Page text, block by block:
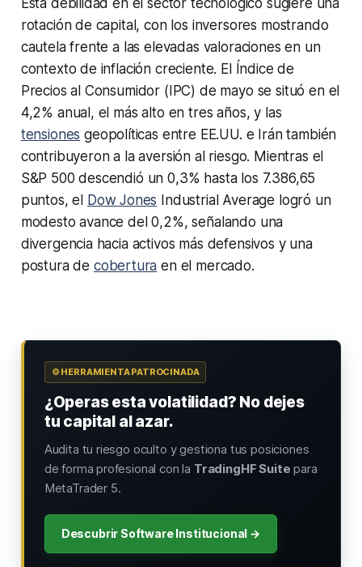
Esta debilidad en el sector tecnológico sugiere una
rotación de capital, con los inversores mostrando
cautela frente a las elevadas valoraciones en un
contexto de inflación creciente. El Índice de
Precios al Consumidor (IPC) de mayo se situó en el
4,2% anual, el más alto en tres años, y las
tensiones geopolíticas entre EE.UU. e Irán también
contribuyeron a la aversión al riesgo. Mientras el
S&P 500 descendió un 0,3% hasta los 7.386,65
puntos, el
Dow Jones Industrial Average logró un
modesto avance del 0,2%, señalando una
divergencia hacia activos más defensivos y una
postura de cobertura en el mercado.
⚙️ HERRAMIENTA PATROCINADA
¿Operas esta volatilidad? No dejes
tu capital al azar.
Audita tu riesgo oculto y gestiona tus posiciones
de forma profesional con la TradingHF Suite para
MetaTrader 5.
Descubrir Software Institucional →